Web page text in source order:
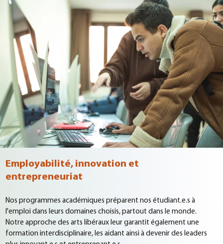
Employabilité, innovation et
entrepreneuriat
Nos programmes académiques préparent nos étudiant.e.s à
l'emploi dans leurs domaines choisis, partout dans le monde.
Notre approche des arts libéraux leur garantit également une
formation interdisciplinaire, les aidant ainsi à devenir des leaders